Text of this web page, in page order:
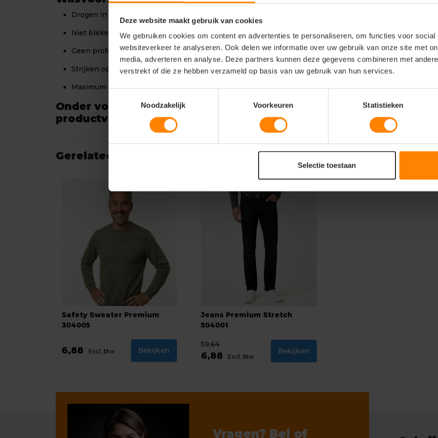
Deze website maakt gebruik van cookies
We gebruiken cookies om content en advertenties te personaliseren, om functies voor
websiteverkeer te analyseren. Ook delen we informatie over uw gebruik van onze site met
media, adverteren en analyse. Deze partners kunnen deze gegevens combineren met
verstrekt of die ze hebben verzameld op basis van uw gebruik van hun services.
Noodzakelijk
Voorkeuren Statistieken
Selectie toestaan
Drogen in droogtrommel op lage temperatuur
Niet bleken
Geen professionele droogreiniging
Strijken op maximaal 150 °C
Maximum temperatuur 60°C, normaal centrifugeren
Onder voorbehoud van
productveranderingen
Gerelateerde producten
Safety Sweater Premium
304005
6,88 Excl. btw Bekijken
Jeans Premium Stretch
504001
59,64
6,88 Excl. btw
Bekijken
Vragen? Bel of